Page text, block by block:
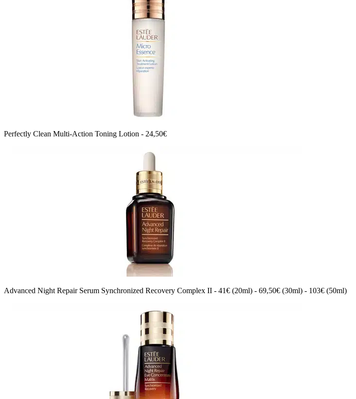
Perfectly Clean Multi-Action Toning Lotion - 24,50€
Advanced Night Repair Serum Synchronized Recovery Complex II - 41€ (20ml) - 69,50€ (30ml) - 103€ (50ml)